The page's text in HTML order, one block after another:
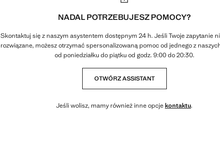
NADAL POTRZEBUJESZ POMOCY?
Skontaktuj się z naszym asystentem dostępnym 24 h. Jeśli Twoje zapytanie
rozwiązane, możesz otrzymać spersonalizowaną pomoc od jednego z
od poniedziałku do piątku od godz. 9:00 do 20:30.
OTWÓRZ ASSISTANT
Jeśli wolisz, mamy również inne opcjekontaktu.